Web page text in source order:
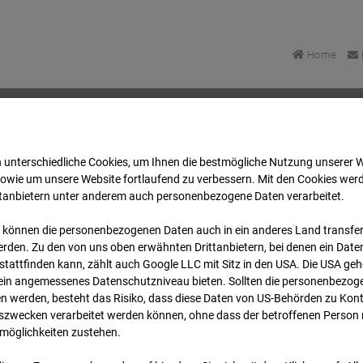
Home
Oberursel Archiv 2026 07 08
unterschiedliche Cookies, um Ihnen die best­mögliche Nutzung unserer
um unsere Website fortlaufend zu verbessern. Mit den Cookies
unter anderem auch personenbezogene Daten verarbeitet.
können die personenbezogenen Daten auch in ein anderes Land
Zu den von uns oben erwähnten Drittanbietern, bei denen ein
kann, zählt auch Google LLC mit Sitz in den USA. Die USA
angemessenes Datenschutzniveau bieten. Sollten die
werden, besteht das Risiko, dass diese Daten von US-Behörden zu
verarbeitet werden können, ohne dass der betroffenen Person
zustehen.